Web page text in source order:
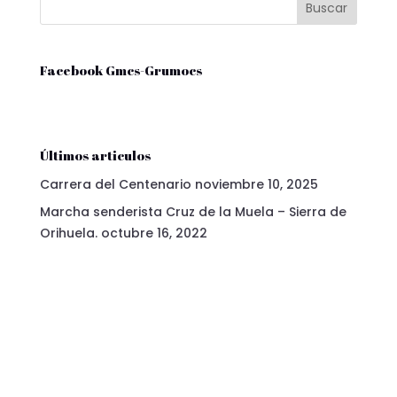
Facebook Gmcs-Grumocs
Últimos articulos
Carrera del Centenario noviembre 10, 2025
Marcha senderista Cruz de la Muela – Sierra de
Orihuela. octubre 16, 2022